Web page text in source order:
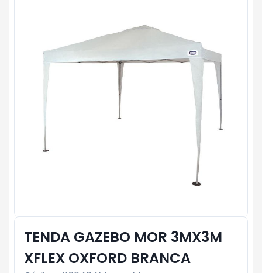
TENDA GAZEBO MOR 3MX3M
XFLEX OXFORD BRANCA